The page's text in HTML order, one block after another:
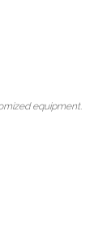
equipment.